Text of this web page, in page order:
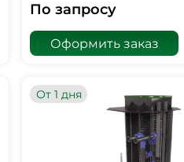
По запросу
Оформить заказ
От 1 дня